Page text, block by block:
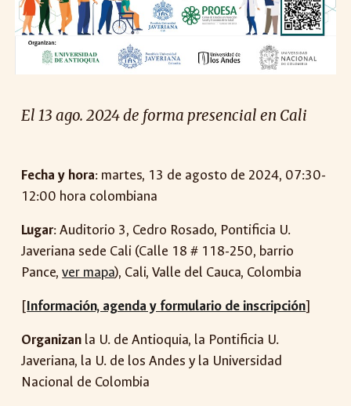
El 13 ago. 2024 de forma presencial en Cali
Fecha y hora: martes, 13 de agosto de 2024, 07:30-
12:00 hora colombiana
Lugar:Auditorio 3, Cedro Rosado, Pontificia U.
Javeriana sede Cali (Calle 18 # 118-250, barrio
Pance,ver mapa), Cali, Valle del Cauca, Colombia
[Información, agenda y formulario de inscripción]
Organizan la U. de Antioquia, la Pontificia U.
Javeriana, la U. de los Andes y la Universidad
Nacional de Colombia